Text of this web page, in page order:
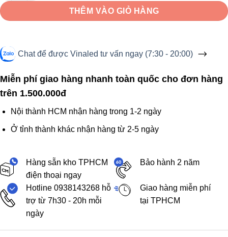
THÊM VÀO GIỎ HÀNG
Chat để được Vinaled tư vấn ngay (7:30 - 20:00)
Miễn phí giao hàng nhanh toàn quốc cho đơn hàng
trên 1.500.000đ
Nội thành HCM nhận hàng trong 1-2 ngày
Ở tỉnh thành khác nhận hàng từ 2-5 ngày
Hàng sẵn kho TPHCM
điện thoại ngay
Bảo hành 2 năm
Hotline 0938143268 hỗ
trợ từ 7h30 - 20h mỗi
ngày
Giao hàng miễn phí
tại TPHCM